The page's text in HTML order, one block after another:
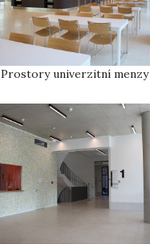
Prostory univerzitní menzy